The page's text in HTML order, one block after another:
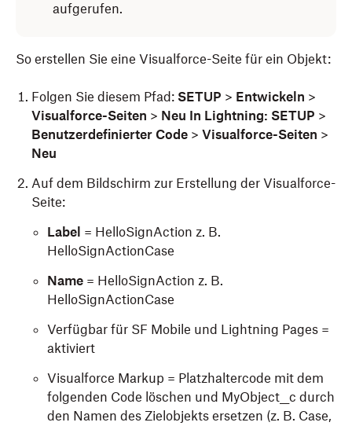
aufgerufen.
So erstellen Sie eine Visualforce-Seite für ein Objekt:
Folgen Sie diesem Pfad: SETUP > Entwickeln >
Visualforce-Seiten > Neu In Lightning: SETUP >
Benutzerdefinierter Code > Visualforce-Seiten >
Neu
Auf dem Bildschirm zur Erstellung der Visualforce-
Seite:
Label = HelloSignAction z. B.
HelloSignActionCase
Name = HelloSignAction z. B.
HelloSignActionCase
Verfügbar für SF Mobile und Lightning Pages =
aktiviert
Visualforce Markup = Platzhaltercode mit dem
folgenden Code löschen und MyObject__c durch
den Namen des Zielobjekts ersetzen (z. B. Case,